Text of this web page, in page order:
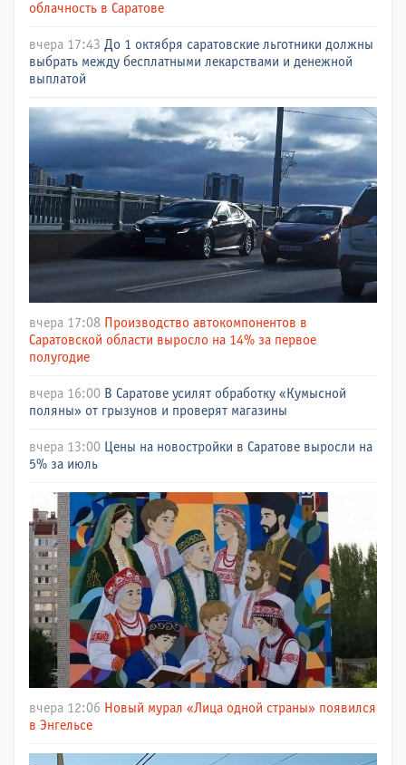
облачность в Саратове
вчера 17:43 До 1 октября саратовские льготники должны
выбрать между бесплатными лекарствами и денежной
выплатой
вчера 17:08 Производство автокомпонентов в
Саратовской области выросло на 14% за первое
полугодие
вчера 16:00 В Саратове усилят обработку «Кумысной
поляны» от грызунов и проверят магазины
вчера 13:00 Цены на новостройки в Саратове выросли на
5% за июль
вчера 12:06 Новый мурал «Лица одной страны» появился
в Энгельсе